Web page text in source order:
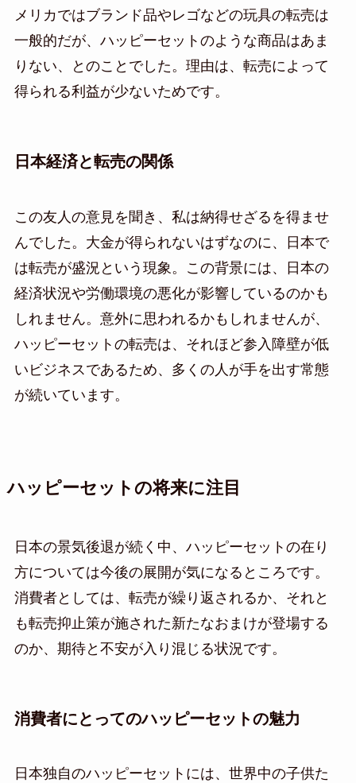
メリカではブランド品やレゴなどの玩具の転売は
一般的だが、ハッピーセットのような商品はあま
りない、とのことでした。理由は、転売によって
得られる利益が少ないためです。
日本経済と転売の関係
この友人の意見を聞き、私は納得せざるを得ませ
んでした。大金が得られないはずなのに、日本で
は転売が盛況という現象。この背景には、日本の
経済状況や労働環境の悪化が影響しているのかも
しれません。意外に思われるかもしれませんが、
ハッピーセットの転売は、それほど参入障壁が低
いビジネスであるため、多くの人が手を出す常態
が続いています。
ハッピーセットの将来に注目
日本の景気後退が続く中、ハッピーセットの在り
方については今後の展開が気になるところです。
消費者としては、転売が繰り返されるか、それと
も転売抑止策が施された新たなおまけが登場する
のか、期待と不安が入り混じる状況です。
消費者にとってのハッピーセットの魅力
日本独自のハッピーセットには、世界中の子供た